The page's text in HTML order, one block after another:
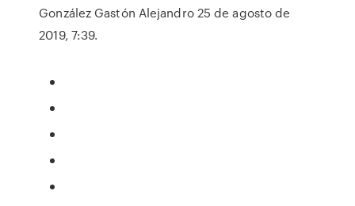
González Gastón Alejandro 25 de agosto de
2019, 7:39.